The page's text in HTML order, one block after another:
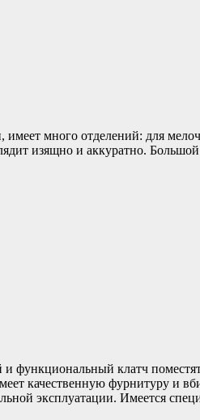
много отделений: для
изящно и аккуратно.
функциональный клатч
качественную фурнитуру и
эксплуатации. Имеется